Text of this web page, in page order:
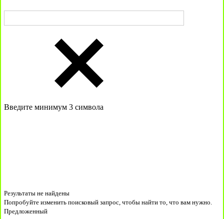
Введите минимум 3 символа
Результаты не найдены
Попробуйте изменить поисковый запрос, чтобы найти то, что вам нужно.
Предложенный